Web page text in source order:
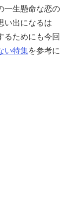
一生懸命な恋の
い出になるは
るためにも今回
い特集を参考に